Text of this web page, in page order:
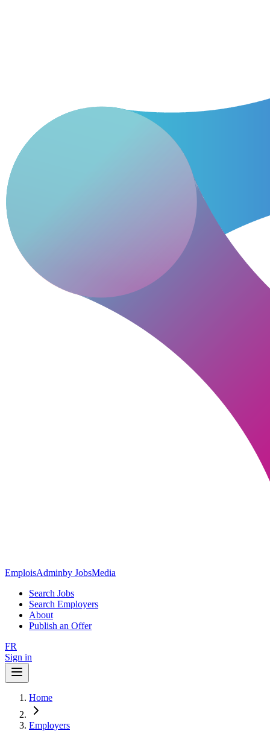
EmploisAdminby JobsMedia
Search Jobs
Search Employers
About
Publish an Offer
FR
Sign in
Home
Employers